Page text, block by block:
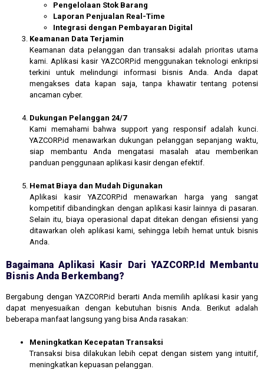
Pengelolaan Stok Barang
Laporan Penjualan Real-Time
Integrasi dengan Pembayaran Digital
Keamanan Data Terjamin
Keamanan data pelanggan dan transaksi adalah prioritas utama
kami. Aplikasi kasir YAZCORP.id menggunakan teknologi enkripsi
terkini untuk melindungi informasi bisnis Anda. Anda dapat
mengakses data kapan saja, tanpa khawatir tentang potensi
ancaman cyber.
Dukungan Pelanggan 24/7
Kami memahami bahwa support yang responsif adalah kunci.
YAZCORP.id menawarkan dukungan pelanggan sepanjang waktu,
siap membantu Anda mengatasi masalah atau memberikan
panduan penggunaan aplikasi kasir dengan efektif.
Hemat Biaya dan Mudah Digunakan
Aplikasi kasir YAZCORP.id menawarkan harga yang sangat
kompetitif dibandingkan dengan aplikasi kasir lainnya di pasaran.
Selain itu, biaya operasional dapat ditekan dengan efisiensi yang
ditawarkan oleh aplikasi kami, sehingga lebih hemat untuk bisnis
Anda.
Bagaimana Aplikasi Kasir Dari YAZCORP.id Membantu
Bisnis Anda Berkembang?
Bergabung dengan YAZCORP.id berarti Anda memilih aplikasi kasir yang
dapat menyesuaikan dengan kebutuhan bisnis Anda. Berikut adalah
beberapa manfaat langsung yang bisa Anda rasakan:
Meningkatkan Kecepatan Transaksi
Transaksi bisa dilakukan lebih cepat dengan sistem yang intuitif,
meningkatkan kepuasan pelanggan.